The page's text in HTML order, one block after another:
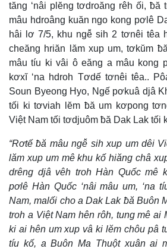
tăng ‘nâi plĕng tơdroăng rêh ối, ƀă
mâu hdroâng kuăn ngo kong pơlê
hâi lơ 7/5, khu ngê̆ sih 2 tơnêi têa
cheăng hriăn lăm xup um, tơkŭm
mâu tíu ki vâi ô eăng a mâu kong
kơxĭ ‘na hdroh Tơdế tơnêi têa..
Soun Byeong Hyo, Ngế pơkuâ djâ
tối ki tơviah lĕm ƀă um kơpong
Việt Nam tối tơdjuôm ƀă Dak Lak tối
“Rơtế ƀă mâu ngê̆ sih xup um dêi
lăm xup um mê khu kố hiăng châ
drêng djâ vêh troh Hàn Quốc mê
pơlê Hàn Quốc ‘nâi mâu um, ‘na
Nam, malối cho a Dak Lak ƀă Buôn
troh a Việt Nam hên rôh, tung mê ai
ki ai hên um xup vâ ki lĕm chôu pâ
tíu kố, a Buôn Ma Thuột xuân ai